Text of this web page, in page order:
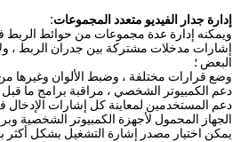
إدارة جدار الفيديو متعدد المجموعات:
ويمكنه إدارة عدة مجموعات من حوائط
إشارات مدخلات مشتركة بين جدران الربط ،
البعض ؛
وضع قرارات مختلفة ، وضبط الألوان وغيرها
دعم الكمبيوتر الشخصي ، مراقبة برامج ما قبل
دعم المستخدمين لمعاينة كل إشارات
الجهاز المحمول لأجهزة الكمبيوتر الشخصية
يمكن اختيار مصدر إشارة التشغيل بشكل أكثر